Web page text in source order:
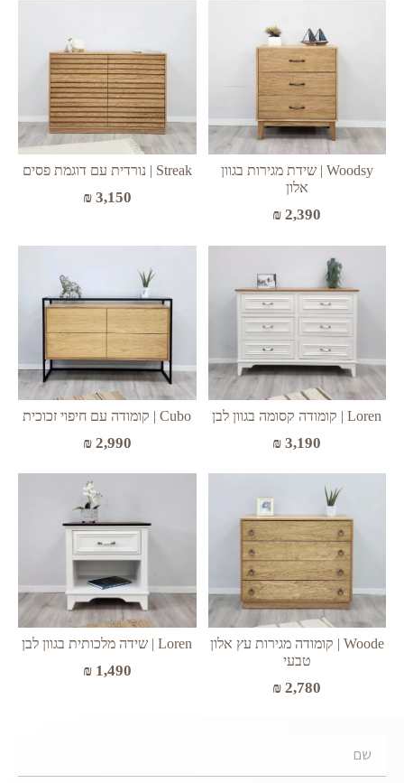
Woodsy | שידת מגירות בגוון
אלון
₪ 2,390
Streak | נורדית עם דוגמת פסים
₪3,150
Loren | קומודה קסומה בגוון לבן
₪ 3,190
Cubo | קומודה עם חיפוי זכוכית
₪2,990
Woode | קומודה מגירות עץ אלון
טבעי
₪ 2,780
Loren | שידה מלכותית בגוון לבן
₪1,490